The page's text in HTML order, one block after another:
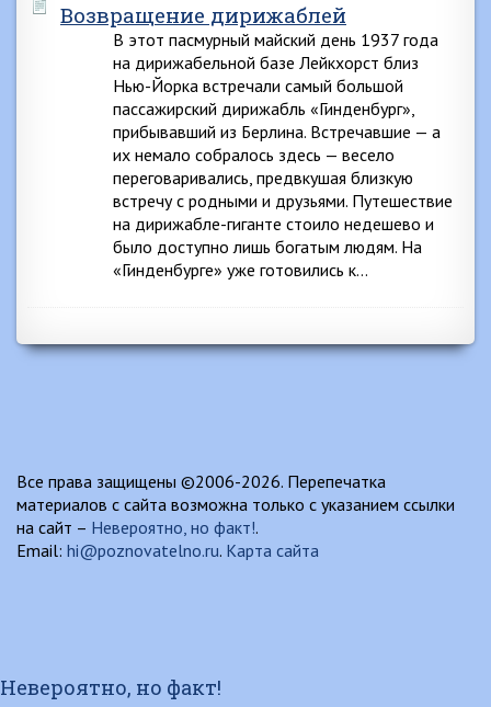
Возвращение дирижаблей
В этот пасмурный майский день 1937 года
на дирижабельной базе Лейкхорст близ
Нью-Йорка встречали самый большой
пассажирский дирижабль «Гинденбург»,
прибывавший из Берлина. Встречавшие — а
их немало собралось здесь — весело
переговаривались, предвкушая близкую
встречу с родными и друзьями. Путешествие
на дирижабле-гиганте стоило недешево и
было доступно лишь богатым людям. На
«Гинденбурге» уже готовились к…
Все права защищены ©2006-2026. Перепечатка
материалов с сайта возможна только с указанием ссылки
на сайт – Невероятно, но факт!.
Email: hi@poznovatelno.ru. Карта сайта
Невероятно, но факт!